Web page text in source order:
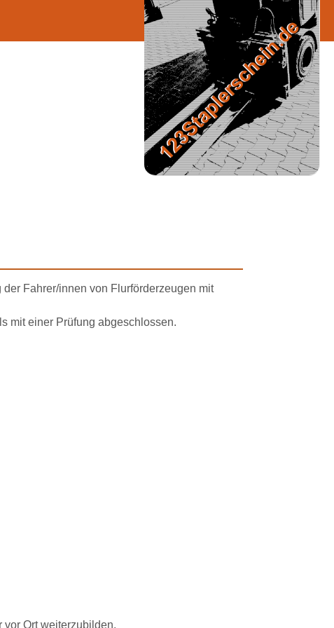
Fahrer/innen von Flurförderzeugen mit
mit einer Prüfung abgeschlossen.
vor Ort weiterzubilden.